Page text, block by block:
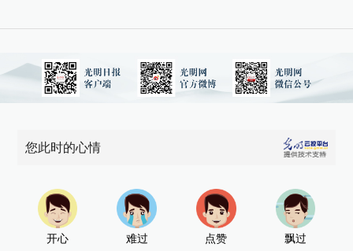
您此时的心情
开心 难过 点赞 飘过